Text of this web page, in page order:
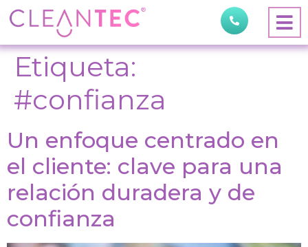
Etiqueta:
#confianza
Un enfoque centrado en
el cliente: clave para una
relación duradera y de
confianza